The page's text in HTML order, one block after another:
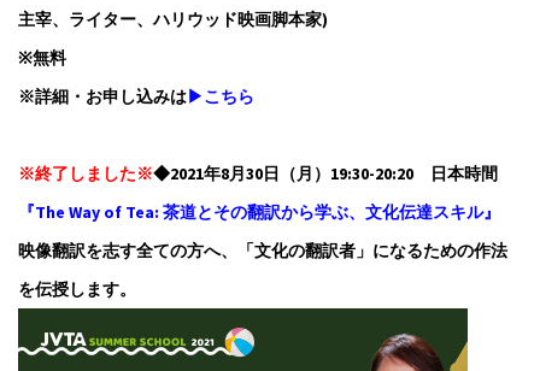
主宰、ライター、ハリウッド映画脚本家)
※無料
※詳細・お申し込みは▶こちら
※終了しました※◆2021年8月30日（月）19:30-20:20 日本時間
『The Way of Tea: 茶道とその翻訳から学ぶ、文化伝達スキル』
映像翻訳を志す全ての方へ、「文化の翻訳者」になるための作法
を伝授します。